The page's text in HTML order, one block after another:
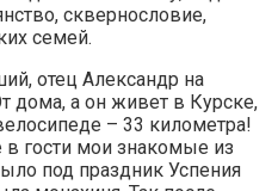
сквернословие,
семей.
отец Александр на
дома, а он живет в Курске,
– 33 километра!
гости мои знакомые из
под праздник Успения